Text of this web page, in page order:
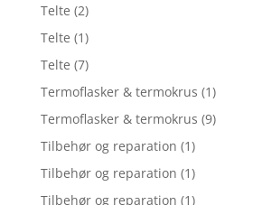
Telte (2)
Telte (1)
Telte (7)
Termoflasker & termokrus (1)
Termoflasker & termokrus (9)
Tilbehør og reparation (1)
Tilbehør og reparation (1)
Tilbehør og reparation (1)